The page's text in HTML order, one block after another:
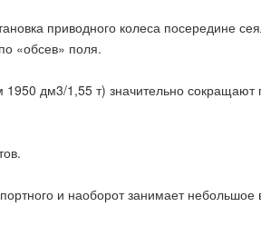
приводного колеса посередине
«обсев» поля.
дм3/1,55 т) значительно сокращают
и наоборот занимает небольшое